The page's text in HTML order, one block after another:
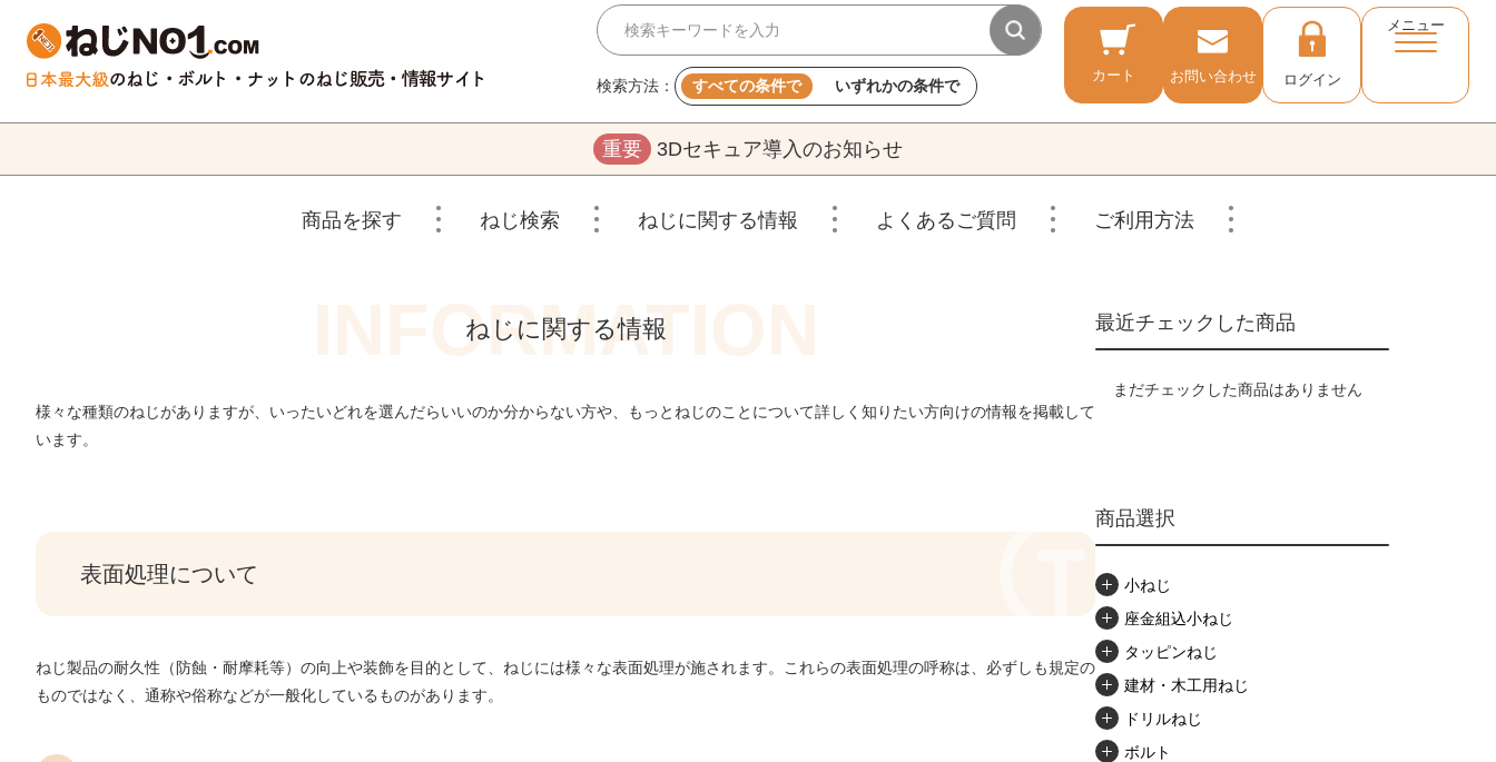
検索方法： すべての条件で いずれかの条件で
カート お問い合わせ ログイン
メニュー
重要 3Dセキュア導入のお知らせ
商品を探す ねじ検索 ねじに関する情報 よくあるご質問 ご利用方法
ねじに関する情報
様々な種類のねじがありますが、いったいどれを選んだらいいのか分からない方や、もっとねじのことについて詳しく知りたい方向けの情報を掲載して
います。
表面処理について
ねじ製品の耐久性（防蝕・耐摩耗等）の向上や装飾を目的として、ねじには様々な表面処理が施されます。これらの表面処理の呼称は、必ずしも規定の
ものではなく、通称や俗称などが一般化しているものがあります。
最近チェックした商品
まだチェックした商品はありません
商品選択
小ねじ
座金組込小ねじ
タッピンねじ
建材・木工用ねじ
ドリルねじ
ボルト